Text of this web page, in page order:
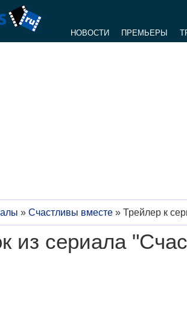
НОВОСТИ ПРЕМЬЕРЫ
» Счастливы вместе» Трейлер к
из сериала